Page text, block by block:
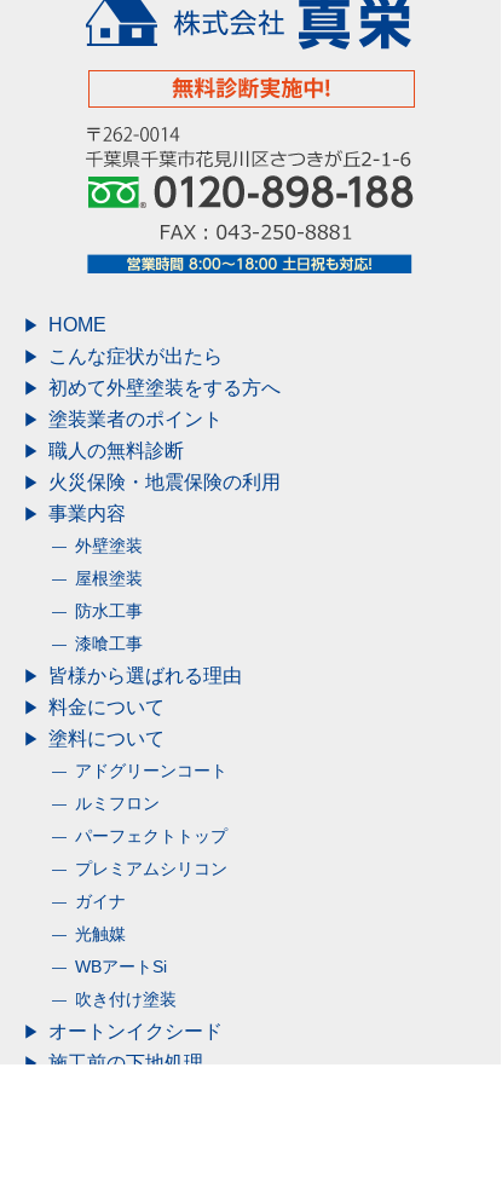
地域密着対応エリア
千葉県千葉市、習志野市、市川市、浦安市、船橋
市、佐倉市、八街市、市原市、四街道市、八千代
HOME
こんな症状が出たら
初めて外壁塗装をする方へ
塗装業者のポイント
職人の無料診断
火災保険・地震保険の利用
事業内容
外壁塗装
屋根塗装
防水工事
漆喰工事
皆様から選ばれる理由
料金について
塗料について
アドグリーンコート
ルミフロン